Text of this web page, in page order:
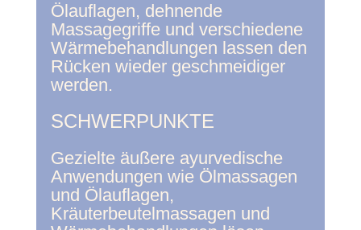
Ölauflagen, dehnende
Massagegriffe und verschiedene
Wärmebehandlungen lassen den
Rücken wieder geschmeidiger
werden.
SCHWERPUNKTE
Gezielte äußere ayurvedische
Anwendungen wie Ölmassagen
und Ölauflagen,
Kräuterbeutelmassagen und